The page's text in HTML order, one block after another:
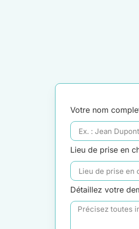
Votre nom
Lieu de prise en
Détaillez votre